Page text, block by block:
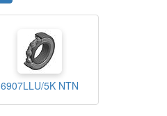
6907LLU/5K NTN